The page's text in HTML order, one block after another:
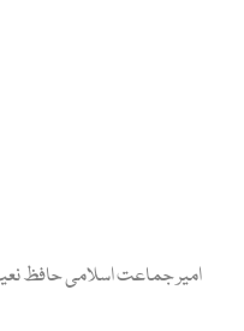
امیر جماعت اسلامی حافظ